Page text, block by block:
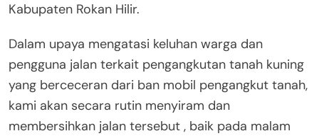
Kabupaten Rokan Hilir.
Dalam upaya mengatasi keluhan warga dan
pengguna jalan terkait pengangkutan tanah kuning
yang berceceran dari ban mobil pengangkut tanah,
kami akan secara rutin menyiram dan
membersihkan jalan tersebut , baik pada malam